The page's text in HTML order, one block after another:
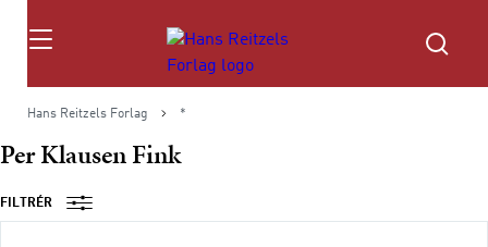
Søg
Hans Reitzels Forlag *
Per Klausen Fink
FILTRÉR